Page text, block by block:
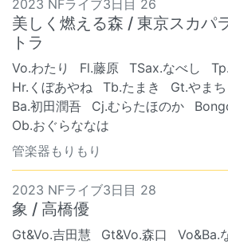
2023 NFライブ3日目 26
美しく燃える森 / 東京スカパ
トラ
Vo.わたり Fl.藤原 TSax.なべし
Hr.くぼあやね
Tb.たまき Gt.やま
Ba.初田潤吾
Cj.むらたほのか
Ob.おぐらななは
管楽器もりもり
2023 NFライブ3日目 28
象 / 高橋優
Gt&Vo.吉田慧 Gt&Vo.森口
Vo&Ba.